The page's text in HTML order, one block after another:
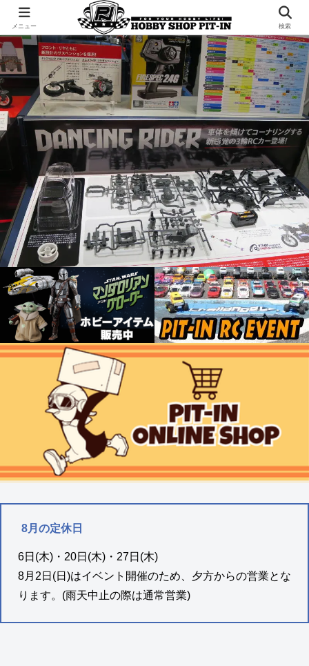
千葉県君津市でラジコンやプラモデルを販売。 ピットインのウェブサイトです
8月の定休日
6日(木)・20日(木)・27日(木)
8月2日(日)はイベント開催のため、夕方からの営業とな
ります。(雨天中止の際は通常営業)
メニュー 検索